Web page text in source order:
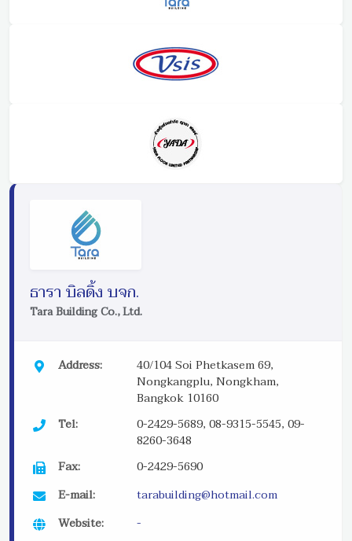
ธารา บิลดิ้ง บจก.
Tara Building Co., Ltd.
Address:
40/104 Soi Phetkasem 69,
Nongkangplu, Nongkham,
Bangkok 10160
Tel:
0-2429-5689, 08-9315-5545, 09-
8260-3648
Fax:
0-2429-5690
E-mail:
tarabuilding@hotmail.com
Website:
-